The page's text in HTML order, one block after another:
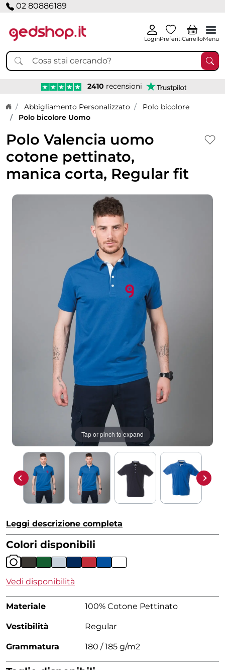
02 80886189
LoginPreferitiCarrelloMenu
2410 recensioni
Home page
Abbigliamento Personalizzato
Polo bicolore
Polo bicolore Uomo
Polo Valencia uomo
cotone pettinato,
manica corta, Regular fit
Tap or pinch to expand
Leggi descrizione completa
Colori disponibili
Vedi disponibilità
Materiale 100% Cotone Pettinato
Vestibilità Regular
Grammatura 180 / 185 g/m2